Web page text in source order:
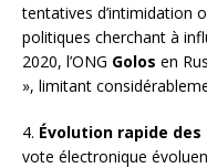
tentatives d’intimidation
politiques cherchant à
2020, l’ONG Golos en
», limitant
4. Évolution rapide
vote électronique